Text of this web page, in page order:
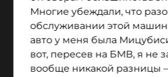
Многие убеждали, что
обслуживании этой
авто у меня была
вот, пересев на БМВ, я не
вообще никакой разницы